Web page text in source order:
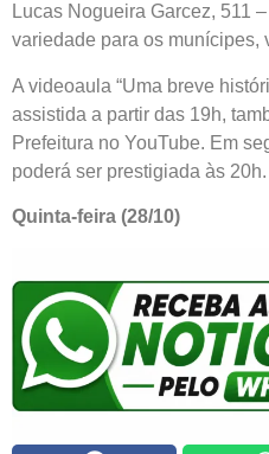
Lucas Nogueira Garcez, 511
variedade para os munícipes,
A videoaula “Uma breve
assistida a partir das 19h,
Prefeitura no YouTube. Em
poderá ser prestigiada às 20h.
Quinta-feira (28/10)